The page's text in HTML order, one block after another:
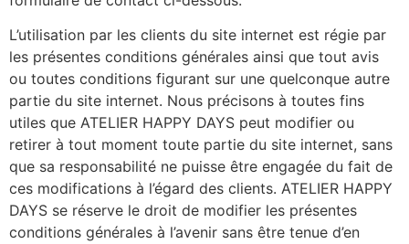
L’utilisation par les clients du site internet est régie par
les présentes conditions générales ainsi que tout avis
ou toutes conditions figurant sur une quelconque autre
partie du site internet. Nous précisons à toutes fins
utiles que ATELIER HAPPY DAYS peut modifier ou
retirer à tout moment toute partie du site internet, sans
que sa responsabilité ne puisse être engagée du fait de
ces modifications à l’égard des clients. ATELIER HAPPY
DAYS se réserve le droit de modifier les présentes
conditions générales à l’avenir sans être tenue d’en